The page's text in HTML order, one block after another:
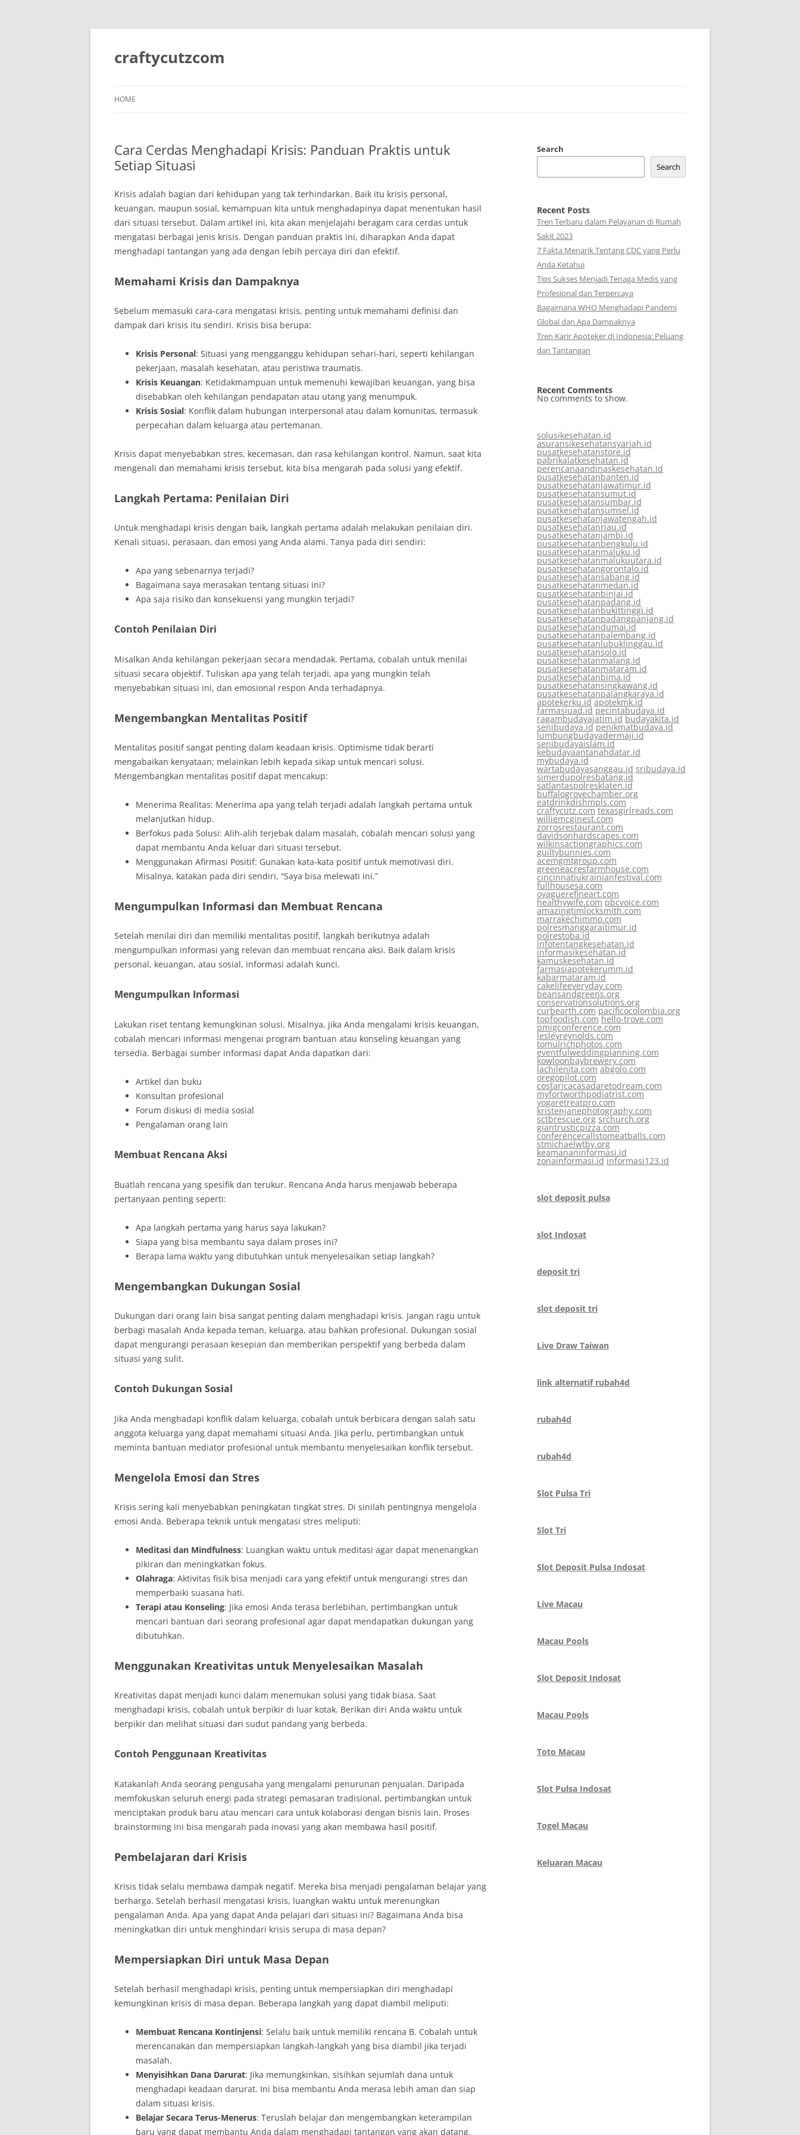
Skip
content
craftycutzcom
HOME
Cara Cerdas Menghadapi Krisis: Panduan Praktis untuk
Setiap Situasi
Krisis adalah bagian dari kehidupan yang tak terhindarkan. Baik itu krisis personal,
keuangan, maupun sosial, kemampuan kita untuk menghadapinya dapat menentukan hasil
dari situasi tersebut. Dalam artikel ini, kita akan menjelajahi beragam cara cerdas untuk
mengatasi berbagai jenis krisis. Dengan panduan praktis ini, diharapkan Anda dapat
menghadapi tantangan yang ada dengan lebih percaya diri dan efektif.
Memahami Krisis dan Dampaknya
Sebelum memasuki cara-cara mengatasi krisis, penting untuk memahami definisi dan
dampak dari krisis itu sendiri. Krisis bisa berupa:
Krisis Personal: Situasi yang mengganggu kehidupan sehari-hari, seperti kehilangan
pekerjaan, masalah kesehatan, atau peristiwa traumatis.
Krisis Keuangan: Ketidakmampuan untuk memenuhi kewajiban keuangan, yang bisa
disebabkan oleh kehilangan pendapatan atau utang yang menumpuk.
Krisis Sosial: Konflik dalam hubungan interpersonal atau dalam komunitas, termasuk
perpecahan dalam keluarga atau pertemanan.
Krisis dapat menyebabkan stres, kecemasan, dan rasa kehilangan kontrol. Namun, saat kita
mengenali dan memahami krisis tersebut, kita bisa mengarah pada solusi yang efektif.
Langkah Pertama: Penilaian Diri
Untuk menghadapi krisis dengan baik, langkah pertama adalah melakukan penilaian diri.
Kenali situasi, perasaan, dan emosi yang Anda alami. Tanya pada diri sendiri:
Apa yang sebenarnya terjadi?
Bagaimana saya merasakan tentang situasi ini?
Apa saja risiko dan konsekuensi yang mungkin terjadi?
Contoh Penilaian Diri
Misalkan Anda kehilangan pekerjaan secara mendadak. Pertama, cobalah untuk menilai
situasi secara objektif. Tuliskan apa yang telah terjadi, apa yang mungkin telah
menyebabkan situasi ini, dan emosional respon Anda terhadapnya.
Mengembangkan Mentalitas Positif
Mentalitas positif sangat penting dalam keadaan krisis. Optimisme tidak berarti
mengabaikan kenyataan; melainkan lebih kepada sikap untuk mencari solusi.
Mengembangkan mentalitas positif dapat mencakup:
Menerima Realitas: Menerima apa yang telah terjadi adalah langkah pertama untuk
melanjutkan hidup.
Berfokus pada Solusi: Alih-alih terjebak dalam masalah, cobalah mencari solusi yang
dapat membantu Anda keluar dari situasi tersebut.
Menggunakan Afirmasi Positif: Gunakan kata-kata positif untuk memotivasi diri.
Misalnya, katakan pada diri sendiri, “Saya bisa melewati ini.”
Mengumpulkan Informasi dan Membuat Rencana
Setelah menilai diri dan memiliki mentalitas positif, langkah berikutnya adalah
mengumpulkan informasi yang relevan dan membuat rencana aksi. Baik dalam krisis
personal, keuangan, atau sosial, informasi adalah kunci.
Mengumpulkan Informasi
Lakukan riset tentang kemungkinan solusi. Misalnya, jika Anda mengalami krisis keuangan,
cobalah mencari informasi mengenai program bantuan atau konseling keuangan yang
tersedia. Berbagai sumber informasi dapat Anda dapatkan dari:
Artikel dan buku
Konsultan profesional
Forum diskusi di media sosial
Pengalaman orang lain
Membuat Rencana Aksi
Buatlah rencana yang spesifik dan terukur. Rencana Anda harus menjawab beberapa
pertanyaan penting seperti:
Apa langkah pertama yang harus saya lakukan?
Siapa yang bisa membantu saya dalam proses ini?
Berapa lama waktu yang dibutuhkan untuk menyelesaikan setiap langkah?
Mengembangkan Dukungan Sosial
Dukungan dari orang lain bisa sangat penting dalam menghadapi krisis. Jangan ragu untuk
berbagi masalah Anda kepada teman, keluarga, atau bahkan profesional. Dukungan sosial
dapat mengurangi perasaan kesepian dan memberikan perspektif yang berbeda dalam
situasi yang sulit.
Contoh Dukungan Sosial
Jika Anda menghadapi konflik dalam keluarga, cobalah untuk berbicara dengan salah satu
anggota keluarga yang dapat memahami situasi Anda. Jika perlu, pertimbangkan untuk
meminta bantuan mediator profesional untuk membantu menyelesaikan konflik tersebut.
Mengelola Emosi dan Stres
Krisis sering kali menyebabkan peningkatan tingkat stres. Di sinilah pentingnya mengelola
emosi Anda. Beberapa teknik untuk mengatasi stres meliputi:
Meditasi dan Mindfulness: Luangkan waktu untuk meditasi agar dapat menenangkan
pikiran dan meningkatkan fokus.
Olahraga: Aktivitas fisik bisa menjadi cara yang efektif untuk mengurangi stres dan
memperbaiki suasana hati.
Terapi atau Konseling: Jika emosi Anda terasa berlebihan, pertimbangkan untuk
mencari bantuan dari seorang profesional agar dapat mendapatkan dukungan yang
dibutuhkan.
Menggunakan Kreativitas untuk Menyelesaikan Masalah
Kreativitas dapat menjadi kunci dalam menemukan solusi yang tidak biasa. Saat
menghadapi krisis, cobalah untuk berpikir di luar kotak. Berikan diri Anda waktu untuk
berpikir dan melihat situasi dari sudut pandang yang berbeda.
Contoh Penggunaan Kreativitas
Katakanlah Anda seorang pengusaha yang mengalami penurunan penjualan. Daripada
memfokuskan seluruh energi pada strategi pemasaran tradisional, pertimbangkan untuk
menciptakan produk baru atau mencari cara untuk kolaborasi dengan bisnis lain. Proses
brainstorming ini bisa mengarah pada inovasi yang akan membawa hasil positif.
Pembelajaran dari Krisis
Krisis tidak selalu membawa dampak negatif. Mereka bisa menjadi pengalaman belajar yang
berharga. Setelah berhasil mengatasi krisis, luangkan waktu untuk merenungkan
pengalaman Anda. Apa yang dapat Anda pelajari dari situasi ini? Bagaimana Anda bisa
meningkatkan diri untuk menghindari krisis serupa di masa depan?
Mempersiapkan Diri untuk Masa Depan
Setelah berhasil menghadapi krisis, penting untuk mempersiapkan diri menghadapi
kemungkinan krisis di masa depan. Beberapa langkah yang dapat diambil meliputi:
Membuat Rencana Kontinjensi: Selalu baik untuk memiliki rencana B. Cobalah untuk
merencanakan dan mempersiapkan langkah-langkah yang bisa diambil jika terjadi
masalah.
Menyisihkan Dana Darurat: Jika memungkinkan, sisihkan sejumlah dana untuk
menghadapi keadaan darurat. Ini bisa membantu Anda merasa lebih aman dan siap
dalam situasi krisis.
Belajar Secara Terus-Menerus: Teruslah belajar dan mengembangkan keterampilan
baru yang dapat membantu Anda dalam menghadapi tantangan yang akan datang.
Search
Search
Recent Posts
Tren Terbaru dalam Pelayanan di Rumah
Sakit 2023
7 Fakta Menarik Tentang CDC yang Perlu
Anda Ketahui
Tips Sukses Menjadi Tenaga Medis yang
Profesional dan Terpercaya
Bagaimana WHO Menghadapi Pandemi
Global dan Apa Dampaknya
Tren Karir Apoteker di Indonesia: Peluang
dan Tantangan
Recent Comments
No comments to show.
solusikesehatan.id
asuransikesehatansyariah.id
pusatkesehatanstore.id
pabrikalatkesehatan.id
perencanaandinaskesehatan.id
pusatkesehatanbanten.id
pusatkesehatanjawatimur.id
pusatkesehatansumut.id
pusatkesehatansumbar.id
pusatkesehatansumsel.id
pusatkesehatanjawatengah.id
pusatkesehatanriau.id
pusatkesehatanjambi.id
pusatkesehatanbengkulu.id
pusatkesehatanmaluku.id
pusatkesehatanmalukuutara.id
pusatkesehatangorontalo.id
pusatkesehatansabang.id
pusatkesehatanmedan.id
pusatkesehatanbinjai.id
pusatkesehatanpadang.id
pusatkesehatanbukittinggi.id
pusatkesehatanpadangpanjang.id
pusatkesehatandumai.id
pusatkesehatanpalembang.id
pusatkesehatanlubuklinggau.id
pusatkesehatansolo.id
pusatkesehatanmalang.id
pusatkesehatanmataram.id
pusatkesehatanbima.id
pusatkesehatansingkawang.id
pusatkesehatanpalangkaraya.id
apotekerku.id apotekmk.id
farmasiuad.id pecintabudaya.id
ragambudayajatim.id budayakita.id
senibudaya.id penikmatbudaya.id
lumbungbudayadermaji.id
senibudayaislam.id
kebudayaantanahdatar.id
mybudaya.id
wartabudayasanggau.id sribudaya.id
simerdupolresbatang.id
satlantaspolresklaten.id
buffalogrovechamber.org
eatdrinkdishmpls.com
craftycutz.com texasgirlreads.com
williemcginest.com
zorrosrestaurant.com
davidsonhardscapes.com
wilkinsactiongraphics.com
guiltybunnies.com
acemgmtgroup.com
greeneacresfarmhouse.com
cincinnatiukrainianfestival.com
fullhousesa.com
oyaguerefineart.com
healthywife.com pbcvoice.com
amazingtimlocksmith.com
marrakechimmo.com
polresmanggaraitimur.id
polrestoba.id
infotentangkesehatan.id
informasikesehatan.id
kamuskesehatan.id
farmasiapotekerumm.id
kabarmataram.id
cakelifeeveryday.com
beansandgreens.org
conservationsolutions.org
curbearth.com pacificocolombia.org
topfoodish.com hello-trove.com
pmigconference.com
lesleyreynolds.com
tomulrichphotos.com
eventfulweddingplanning.com
kowloonbaybrewery.com
lachilenita.com abgolo.com
oregopilot.com
costaricacasadaretodream.com
myfortworthpodiatrist.com
yogaretreatpro.com
kristenjanephotography.com
sctbrescue.org srchurch.org
giantrusticpizza.com
conferencecallstomeatballs.com
stmichaelwtby.org
keamananinformasi.id
zonainformasi.id informasi123.id
slot deposit pulsa
slot Indosat
deposit tri
slot deposit tri
Live Draw Taiwan
link alternatif rubah4d
rubah4d
rubah4d
Slot Pulsa Tri
Slot Tri
Slot Deposit Pulsa Indosat
Live Macau
Macau Pools
Slot Deposit Indosat
Macau Pools
Toto Macau
Slot Pulsa Indosat
Togel Macau
Keluaran Macau